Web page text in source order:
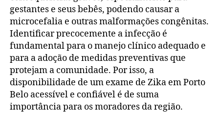
gestantes e seus bebês, podendo causar a
microcefalia e outras malformações congênitas.
Identificar precocemente a infecção é
fundamental para o manejo clínico adequado e
para a adoção de medidas preventivas que
protejam a comunidade. Por isso, a
disponibilidade de um exame de Zika em Porto
Belo acessível e confiável é de suma
importância para os moradores da região.